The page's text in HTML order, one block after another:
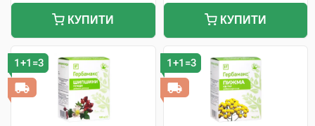
КУПИТИ КУПИТИ
1+1=3 1+1=3